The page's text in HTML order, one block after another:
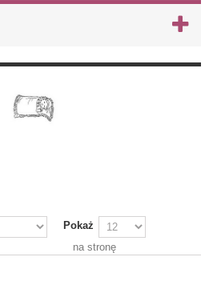
Pokaż
na stronę